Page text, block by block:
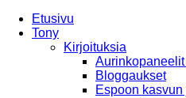
Etusivu
Tony
Kirjoituksia
Bloggaukset
Espoon